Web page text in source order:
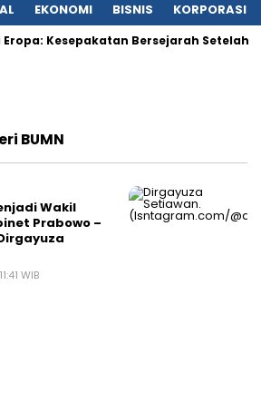
EKONOMI BISNIS KORPORASI
Eropa: Kesepakatan Bersejarah Setelah
BUMN
Wakil
Prabowo –
WIB